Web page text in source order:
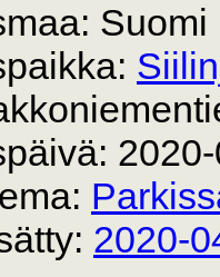
Suomi
2020-